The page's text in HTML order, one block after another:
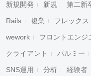
新規開発 新規 第二新
Rails 複業 フレックス
wework フロントエンジ
クライアント パルミー
SNS運用 分析 経験者